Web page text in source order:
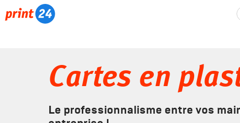
Cartes en
Le professionnalisme entre vos